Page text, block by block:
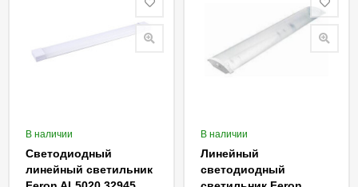
В наличии
Светодиодный
линейный светильник
В наличии
Линейный
светодиодный